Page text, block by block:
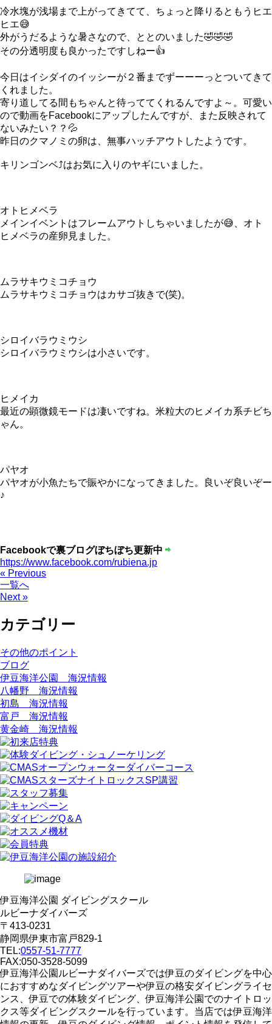
冷水塊が浅場まで上がってきてて、ちょっと降りるともうヒエ
ヒエ😅
外がうだるような暑さなので、ととのいました🤣🤣🤣
その分透明度も良かったですしねー👍
今日はイシダイのイッシーが２番までずーーーっとついてきて
くれました。
寄り道してる間もちゃんと待っててくれるんですよ～。可愛い
ので動画をFacebookにアップしたんですが、また反映されて
ないみたい？？💦
昨日のクマノミの卵は、無事ハッチアウトしたようです。
キリンゴンベ⤴はお気に入りのヤギにいました。
オトヒメベラ
メインイベントはフレームアウトしちゃいましたが😅、オト
ヒメベラの産卵見ました。
ムラサキウミコチョウ
ムラサキウミコチョウはカサゴ抜きで(笑)。
シロイバラウミウシ
シロイバラウミウシは小さいです。
ヒメイカ
最近の顕微鏡モードは凄いですね。米粒大のヒメイカ系チビち
ゃん。
パヤオ
パヤオが小魚たちで賑やかになってきました。良いぞ良いぞー
♪
Facebookで裏ブログぼちぼち更新中
https://www.facebook.com/rubiena.jp
« Previous
一覧へ
Next »
カテゴリー
その他のポイント
ブログ
伊豆海洋公園 海況情報
八幡野 海況情報
初島 海況情報
富戸 海況情報
黄金崎 海況情報
伊豆海洋公園 ダイビングスクール
ルビーナダイバーズ
〒413-0231
静岡県伊東市富戸829-1
TEL:0557-51-7777
FAX:050-3528-5099
伊豆海洋公園ルビーナダイバーズでは伊豆のダイビングを中心
におすすめなダイビングツアーや伊豆の格安ダイビングライセ
ンス、伊豆での体験ダイビング、伊豆海洋公園でのナイトロッ
クス等ダイビングスクールを行っています。当店では伊豆海洋